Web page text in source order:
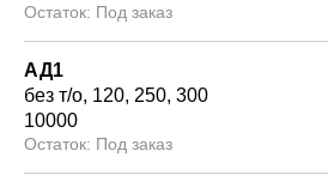
Под заказ
АД1
без т/о 120 250 300
10000
Под заказ